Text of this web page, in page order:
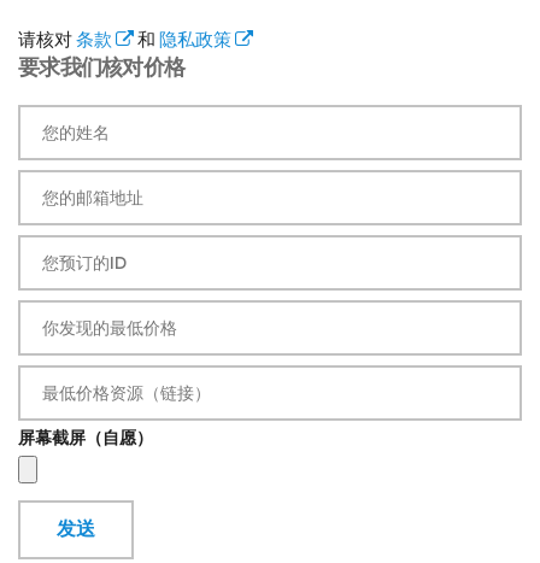
请核对条款 和 隐私政策
要求我们核对价格
屏幕截屏（自愿）